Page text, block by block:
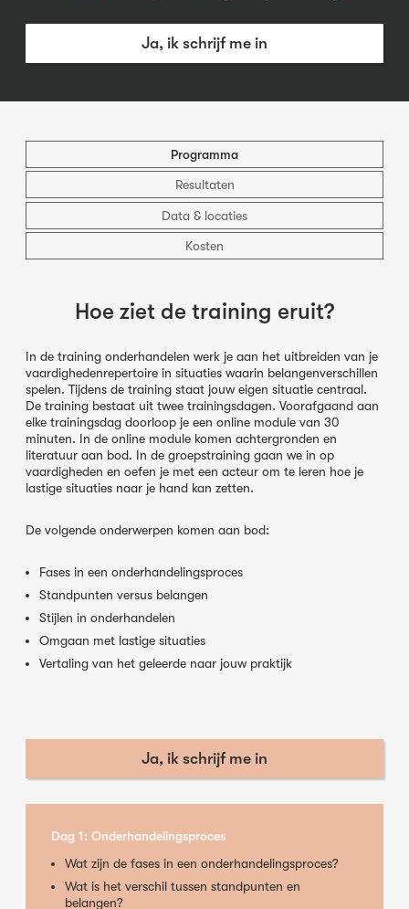
Ja, ik schrijf me in
Programma
Resultaten
Data & locaties
Kosten
Hoe ziet de training eruit?
In de training onderhandelen werk je aan het uitbreiden van je
vaardighedenrepertoire in situaties waarin belangenverschillen
spelen. Tijdens de training staat jouw eigen situatie centraal.
De training bestaat uit twee trainingsdagen. Voorafgaand aan
elke trainingsdag doorloop je een online module van 30
minuten. In de online module komen achtergronden en
literatuur aan bod. In de groepstraining gaan we in op
vaardigheden en oefen je met een acteur om te leren hoe je
lastige situaties naar je hand kan zetten.
De volgende onderwerpen komen aan bod:
Fases in een onderhandelingsproces
Standpunten versus belangen
Stijlen in onderhandelen
Omgaan met lastige situaties
Vertaling van het geleerde naar jouw praktijk
Ja, ik schrijf me in
Dag 1: Onderhandelingsproces
Wat zijn de fases in een onderhandelingsproces?
Wat is het verschil tussen standpunten en
belangen?